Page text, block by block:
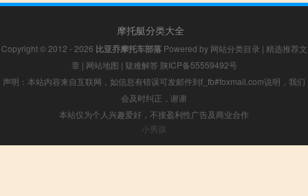
摩托艇分类大全
Copyright © 2012 - 2026 比亚乔摩托车部落Powered by 网站分类目录 | 精选推荐文
章 | 网站地图 | 疑难解答 陕ICP备55559492号
声明：本站内容来自互联网，如信息有错误可发邮件到f_fb#foxmail.com说明，我们
会及时纠正，谢谢
本站仅为个人兴趣爱好，不接盈利性广告及商业合作
小男孩